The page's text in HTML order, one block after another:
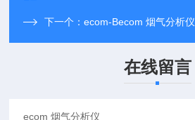
下一个：ecom-Becom 烟气分析仪
在线留言